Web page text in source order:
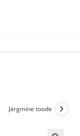
Järgmine toode